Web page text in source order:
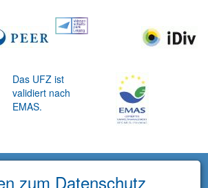
Das UFZ ist
validiert nach
EMAS.
zum Datenschutz